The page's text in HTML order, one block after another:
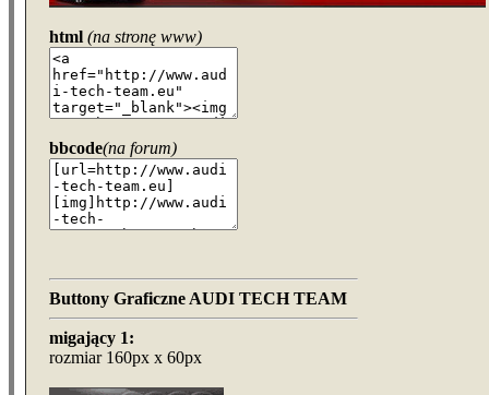
html (na stronę www)
bbcode(na forum)
Buttony Graficzne AUDI TECH TEAM
migający 1:
rozmiar 160px x 60px